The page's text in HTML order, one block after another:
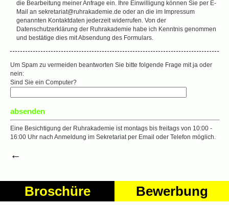
die Bearbeitung meiner Anfrage ein. Ihre Einwilligung können Sie per E-
Mail an sekretariat@ruhrakademie.de oder an die im Impressum
genannten Kontaktdaten jederzeit widerrufen. Von der
Datenschutzerklärung der Ruhrakademie habe ich Kenntnis genommen
und bestätige dies mit Absendung des Formulars.
Um Spam zu vermeiden beantworten Sie bitte folgende Frage mit ja oder
nein:
Sind Sie ein Computer?
Eine Besichtigung der Ruhrakademie ist montags bis freitags von 10:00 -
16:00 Uhr nach Anmeldung im Sekretariat per Email oder Telefon möglich.
←
Bewerbung
Broschüre